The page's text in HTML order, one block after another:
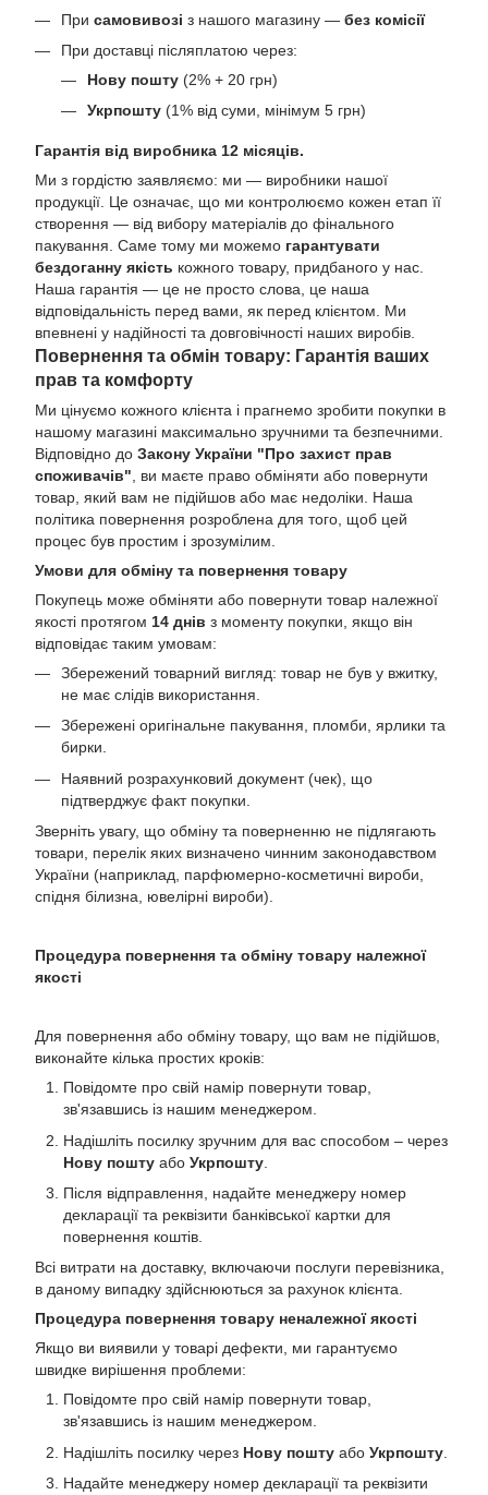
При самовивозі з нашого магазину — без комісії
При доставці післяплатою через:
Нову пошту (2% + 20 грн)
Укрпошту (1% від суми, мінімум 5 грн)
Гарантія від виробника 12 місяців.
Ми з гордістю заявляємо: ми — виробники нашої
продукції. Це означає, що ми контролюємо кожен етап її
створення — від вибору матеріалів до фінального
пакування. Саме тому ми можемо гарантувати
бездоганну якість кожного товару, придбаного у нас.
Наша гарантія — це не просто слова, це наша
відповідальність перед вами, як перед клієнтом. Ми
впевнені у надійності та довговічності наших виробів.
Повернення та обмін товару: Гарантія ваших
прав та комфорту
Ми цінуємо кожного клієнта і прагнемо зробити покупки в
нашому магазині максимально зручними та безпечними.
Відповідно до Закону України "Про захист прав
споживачів" , ви маєте право обміняти або повернути
товар, який вам не підійшов або має недоліки. Наша
політика повернення розроблена для того, щоб цей
процес був простим і зрозумілим.
Умови для обміну та повернення товару
Покупець може обміняти або повернути товар належної
якості протягом 14 днів з моменту покупки, якщо він
відповідає таким умовам:
Збережений товарний вигляд: товар не був у вжитку,
не має слідів використання.
Збережені оригінальне пакування, пломби, ярлики та
бирки.
Наявний розрахунковий документ (чек), що
підтверджує факт покупки.
Зверніть увагу, що обміну та поверненню не підлягають
товари, перелік яких визначено чинним законодавством
України (наприклад, парфюмерно-косметичні вироби,
спідня білизна, ювелірні вироби).
Процедура повернення та обміну товару належної
якості
Для повернення або обміну товару, що вам не підійшов,
виконайте кілька простих кроків:
Повідомте про свій намір повернути товар,
зв'язавшись із нашим менеджером.
Надішліть посилку зручним для вас способом – через
Нову пошту або Укрпошту
Після відправлення, надайте менеджеру номер
декларації та реквізити банківської картки для
повернення коштів.
Всі витрати на доставку, включаючи послуги перевізника,
в даному випадку здійснюються за рахунок клієнта.
Процедура повернення товару неналежної якості
Якщо ви виявили у товарі дефекти, ми гарантуємо
швидке вирішення проблеми:
Повідомте про свій намір повернути товар,
зв'язавшись із нашим менеджером.
Надішліть посилку через Нову пошту або Укрпошту
Надайте менеджеру номер декларації та реквізити